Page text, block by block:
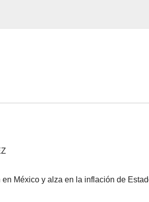
en México y alza en la inflación de